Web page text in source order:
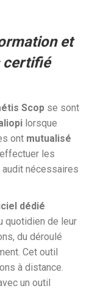
et
certifié
Scop se sont
lorsque
ont mutualisé
les
nécessaires
dédié
quotidien de leur
du déroulé
Cet outil
à distance.
un outil